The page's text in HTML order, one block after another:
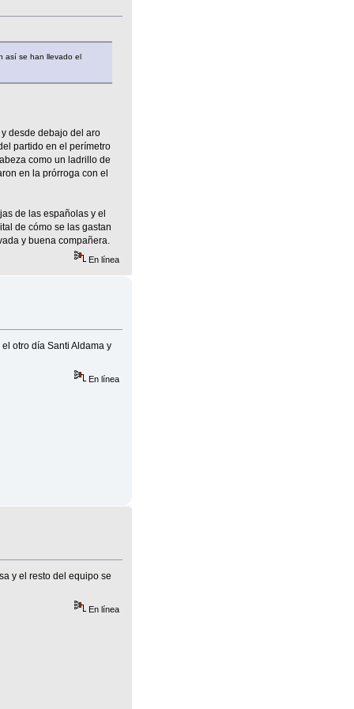
así se han llevado el
desde debajo del aro
partido en el perímetro
como un ladrillo de
en la prórroga con el
de las españolas y el
de cómo se las gastan
y buena compañera.
En línea
otro día Santi Aldama y
En línea
y el resto del equipo se
En línea